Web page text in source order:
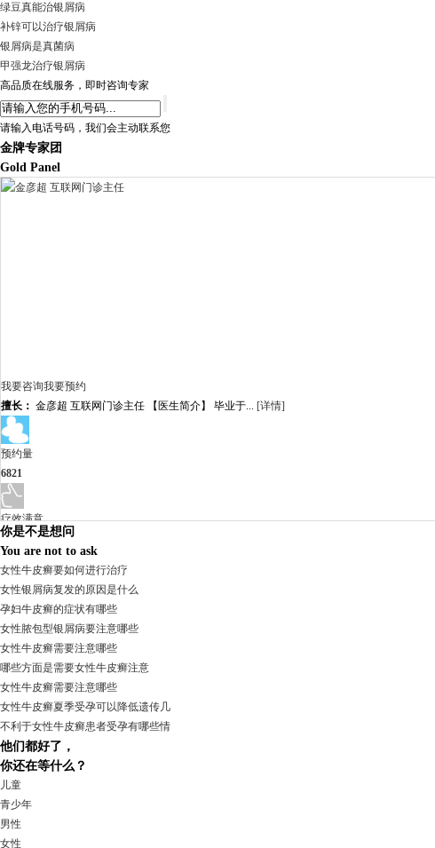
绿豆真能治银屑病
补锌可以治疗银屑病
银屑病是真菌病
甲强龙治疗银屑病
高品质在线服务，即时咨询专家
请输入电话号码，我们会主动联系您
金牌专家团
Gold Panel
我要咨询我要预约
擅长： 金彦超 互联网门诊主任 【医生简介】 毕业于... [详情]
预约量
6821
疗效满意
98%
我要咨询 我要预约
预约量
6821
你是不是想问
You are not to ask
女性牛皮癣要如何进行治疗
女性银屑病复发的原因是什么
孕妇牛皮癣的症状有哪些
女性脓包型银屑病要注意哪些
女性牛皮癣需要注意哪些
哪些方面是需要女性牛皮癣注意
女性牛皮癣需要注意哪些
女性牛皮癣夏季受孕可以降低遗传几
不利于女性牛皮癣患者受孕有哪些情
他们都好了，
你还在等什么？
儿童
青少年
男性
女性